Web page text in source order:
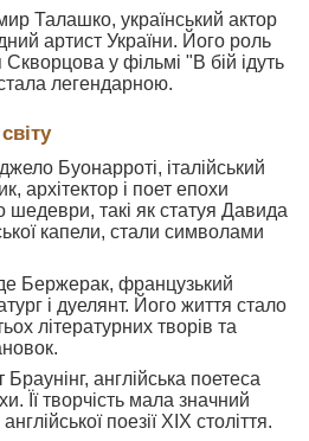
Талашко, український актор
артист України. Його роль
у фільмі "В бій ідуть
легендарною.
Буонарроті, італійський
архітектор і поет епохи
шедеври, такі як статуя Давида
капели, стали символами
Бержерак, французький
і дуелянт. Його життя стало
літературних творів та
Браунінг, англійська поетеса
Її творчість мала значний
поезії XIX століття.